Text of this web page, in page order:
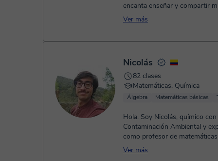
encanta enseñar y compartir
la ciencia. He sido tut...
Ver más
Nicolás
82 clases
Matemáticas, Química
Álgebra Matemáticas básicas
Hola. Soy Nicolás, químico
Contaminación Ambiental y
como profesor de
química. Me apasiona la enseña...
Ver más